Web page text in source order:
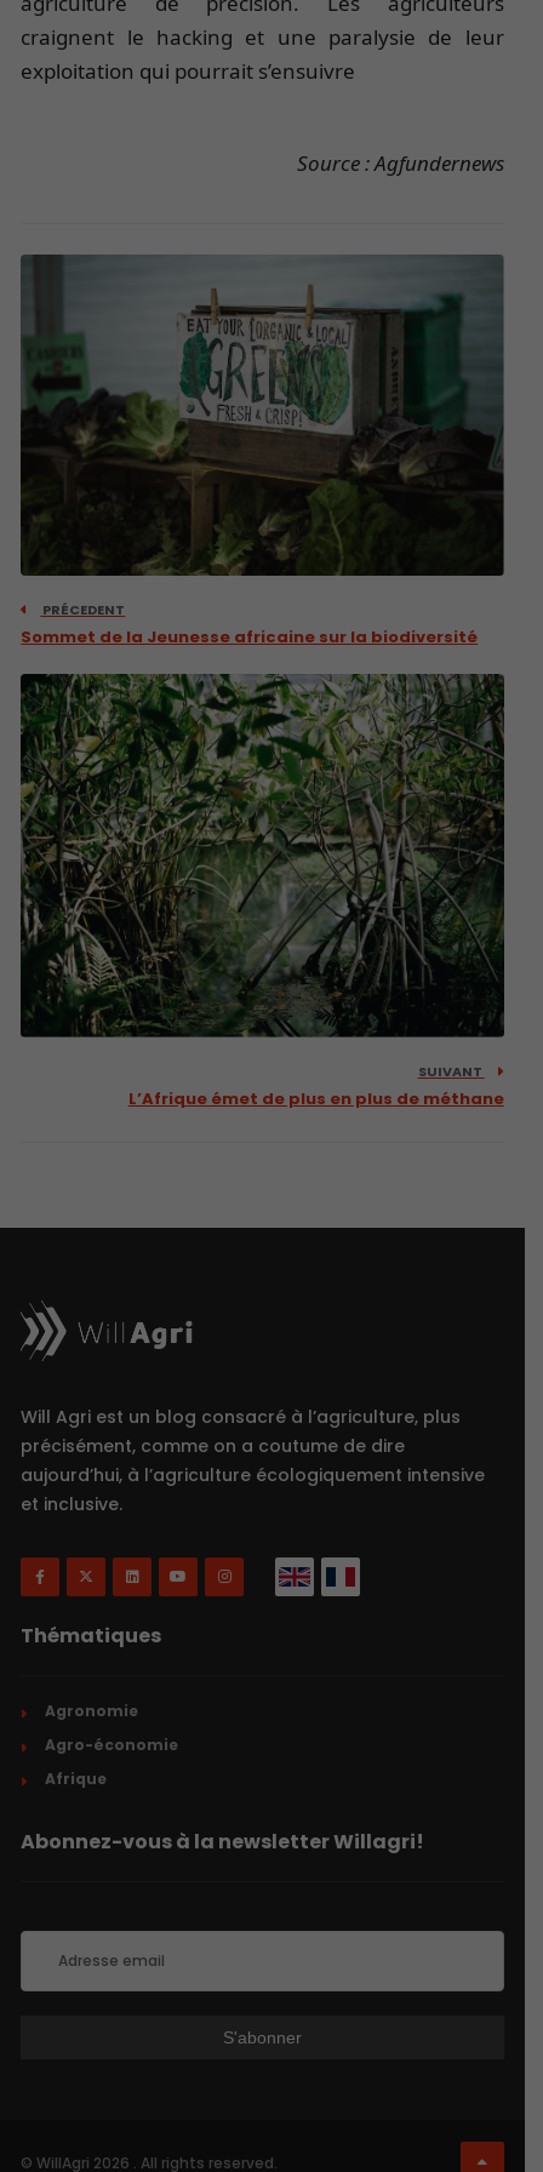
craignent le hacking et une paralysie de leur
exploitation qui pourrait s’ensuivre
Source : Agfundernews
PRÉCEDENT
Sommet de la Jeunesse africaine sur la biodiversité
SUIVANT
L’Afrique émet de plus en plus de méthane
Will Agri est un blog consacré à l’agriculture, plus
précisément, comme on a coutume de dire
aujourd’hui, à l’agriculture écologiquement intensive
et inclusive.
Thématiques
Agronomie
Agro-économie
Afrique
Abonnez-vous à la newsletter Willagri!
© WillAgri 2026 . All rights reserved.